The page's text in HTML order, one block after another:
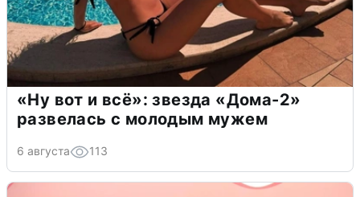
«Ну вот и всё»: звезда «Дома-2»
развелась с молодым мужем
6 августа 113